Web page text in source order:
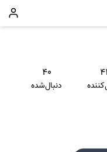
۴۱ ۴۰
دنبال‌شده